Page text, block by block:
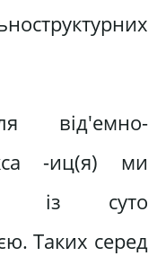
від'емно-
-иц(я) ми
із суто
Таких серед